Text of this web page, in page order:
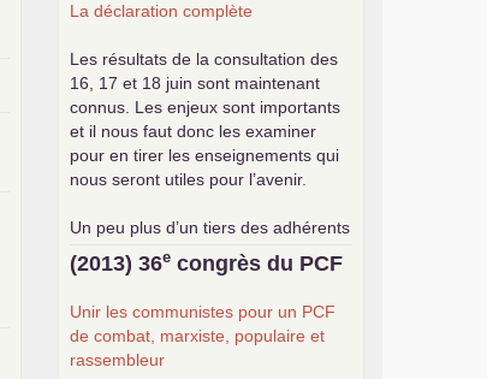
La déclaration complète
Les résultats de la consultation des
16, 17 et 18 juin sont maintenant
connus. Les enjeux sont importants
et il nous faut donc les examiner
pour en tirer les enseignements qui
nous seront utiles pour l’avenir.
Un peu plus d’un tiers des adhérents
a participé à cette consultation, soit
une participation en hausse par
un contexte de baisse des cotisants.
... lire la suite
(2013) 36e congrès du PCF
Unir les communistes pour un PCF
de combat, marxiste, populaire et
rassembleur